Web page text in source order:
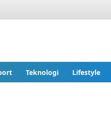
Teknologi Lifestyle